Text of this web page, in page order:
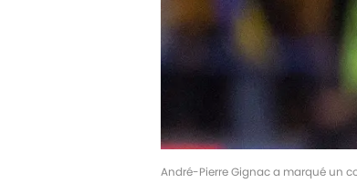
André-Pierre Gignac a marqué un